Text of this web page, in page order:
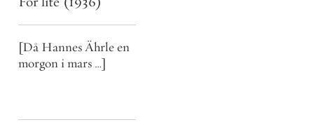
[Då Hannes Ährle en
morgon i mars …]